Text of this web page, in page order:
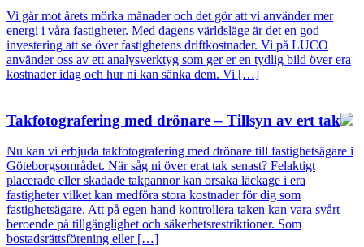
Vi går mot årets mörka månader och det gör att vi använder mer
energi i våra fastigheter. Med dagens världsläge är det en god
investering att se över fastighetens driftkostnader. Vi på LUCO
använder oss av ett analysverktyg som ger er en tydlig bild över era
kostnader idag och hur ni kan sänka dem. Vi […]
Takfotografering med drönare – Tillsyn av ert tak
Nu kan vi erbjuda takfotografering med drönare till fastighetsägare i
Göteborgsområdet. När såg ni över erat tak senast? Felaktigt
placerade eller skadade takpannor kan orsaka läckage i era
fastigheter vilket kan medföra stora kostnader för dig som
fastighetsägare. Att på egen hand kontrollera taken kan vara svårt
beroende på tillgänglighet och säkerhetsrestriktioner. Som
bostadsrättsförening eller […]